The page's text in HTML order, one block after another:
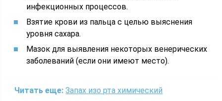
инфекционных процессов.
Взятие крови из пальца с целью выяснения
уровня сахара.
Мазок для выявления некоторых венерических
заболеваний (если они имеют место).
Читать еще: Запах изо рта химический